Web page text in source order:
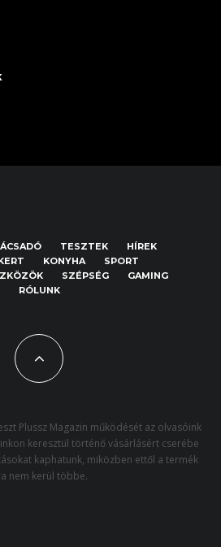
TESZTEK
HÍREK
KONYHA
SPORT
SZÉPSÉG
GAMING
RÓLUNK
Plussz Magazin működését az olvasóink
keresztül történő vásárlásért cserébe
kaphatunk, miközben ettől a termék
nem kerül többe.